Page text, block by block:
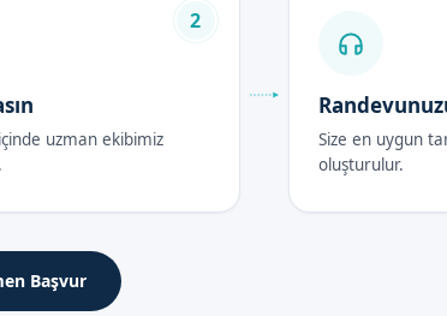
olan bakımı yapmalıdır. Bizim ekibimiz,
necessary olan bakımı yapmalıdır. Bizim ekibimiz,
necessary olan bakımı yapmalıdır. Bizim ekibimiz,
2
uzman ekibimiz
Size en uygun
oluşturulur.
Başvur